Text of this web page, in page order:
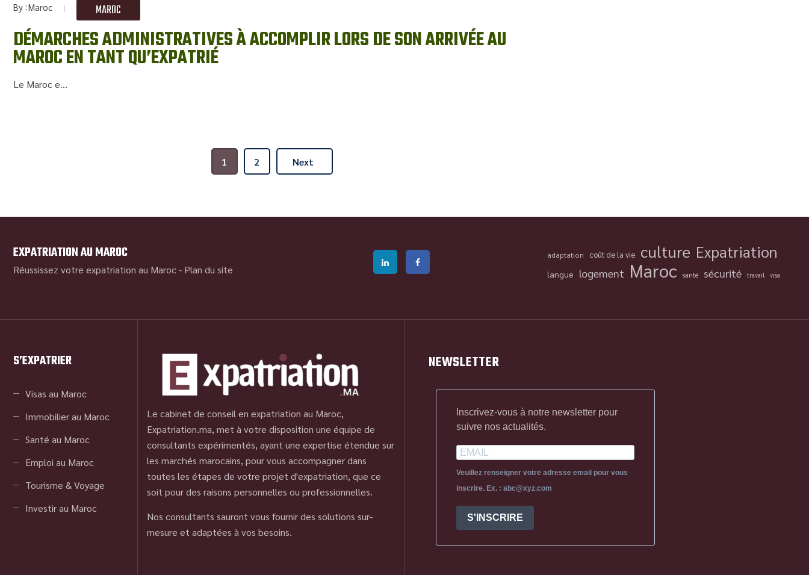
By Maroc MAROC
DÉMARCHES ADMINISTRATIVES À ACCOMPLIR LORS DE SON ARRIVÉE AU
MAROC EN TANT QU’EXPATRIÉ
Le Maroc e...
1 2 Next
EXPATRIATION AU MAROC
Réussissez votre expatriation au Maroc - Plan du site
adaptation coût de la vie culture Expatriation
langue logement Maroc santé sécurité travail visa
S’EXPATRIER
Visas au Maroc
Immobilier au Maroc
Santé au Maroc
Emploi au Maroc
Tourisme & Voyage
Investir au Maroc
Le cabinet de conseil en expatriation au Maroc,
Expatriation.ma, met à votre disposition une équipe de
consultants expérimentés, ayant une expertise étendue sur
les marchés marocains, pour vous accompagner dans
toutes les étapes de votre projet d'expatriation, que ce
soit pour des raisons personnelles ou professionnelles.
Nos consultants sauront vous fournir des solutions sur-
mesure et adaptées à vos besoins.
NEWSLETTER
Inscrivez-vous à notre newsletter pour
suivre nos actualités.
Veuillez renseigner votre adresse email pour vous
inscrire. Ex. : abc@xyz.com
S'INSCRIRE